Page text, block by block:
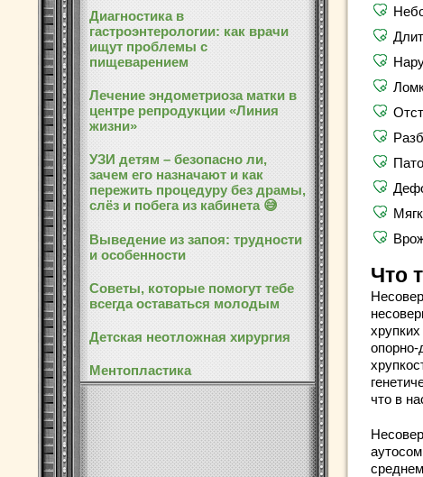
Диагностика в
гастроэнтерологии: как врачи
ищут проблемы с
пищеварением
Лечение эндометриоза матки в
центре репродукции «Линия
жизни»
УЗИ детям – безопасно ли,
зачем его назначают и как
пережить процедуру без драмы,
слёз и побега из кабинета 😅
Выведение из запоя: трудности
и особенности
Советы, которые помогут тебе
всегда оставаться молодым
Детская неотложная хирургия
Ментопластика
Что
опорно-
что в